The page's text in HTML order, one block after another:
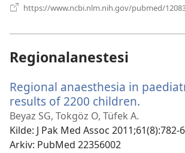
https://www.ncbi.nlm.nih.gov/pubmed/
Regionalanestesi
Regional anaesthesia in
results of 2200 children.
vindu)
Beyaz SG, Tokgöz O, Tüfek A.
Kilde‎: J Pak Med Assoc 2011;61(8):782-
Arkiv‎: PubMed 22356002